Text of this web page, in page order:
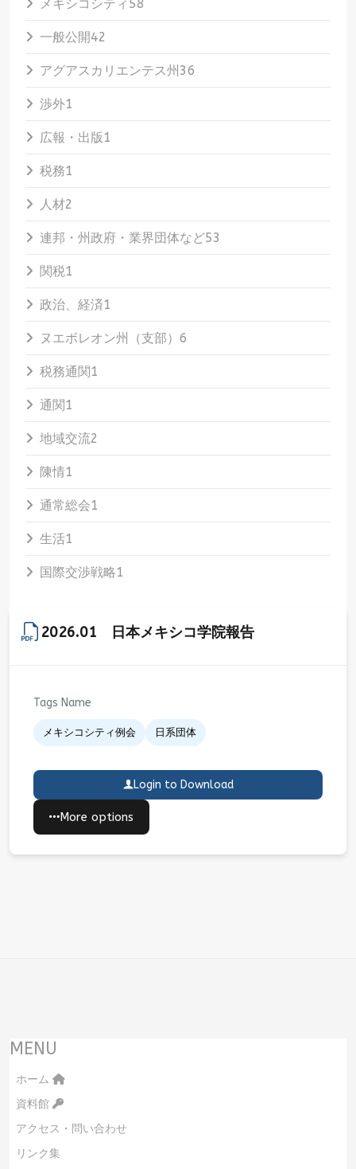
メキシコシティ 58
一般公開42
アグアスカリエンテス州 36
渉外1
広報・出版1
税務1
人材2
連邦・州政府・業界団体など53
関税1
政治、経済1
ヌエボレオン州（支部） 6
税務通関1
通関1
地域交流2
陳情1
通常総会1
生活1
国際交渉戦略1
2026.01 日本メキシコ学院報告
Tags Name
メキシコシティ例会 日系団体
Login to Download
More options
MENU
ホーム
資料館
アクセス・問い合わせ
リンク集